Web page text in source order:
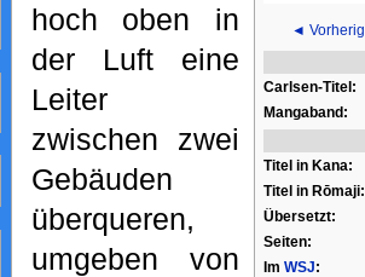
◄
Carlsen-Titel:
Mangaband:
Titel in Kana:
Titel in Rōmaji:
Übersetzt:
Seiten:
Im WSJ:
hoch oben in
der Luft eine
Leiter
zwischen zwei
Gebäuden
überqueren,
umgeben von